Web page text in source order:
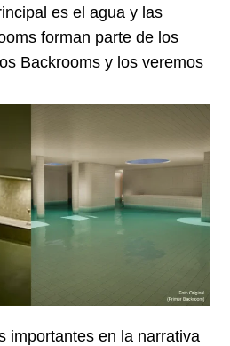
es el agua y las
forman parte de los
Backrooms y los veremos
importantes en la narrativa